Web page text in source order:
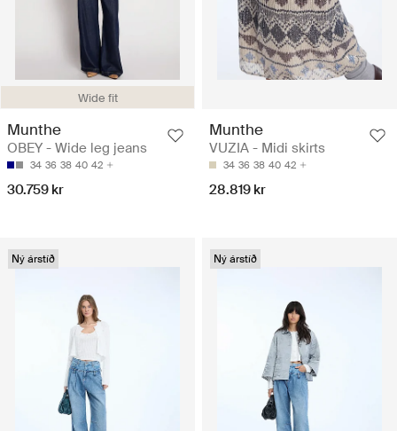
Wide fit
Munthe
OBEY - Wide leg jeans
34 36 38 40 42
30.759 kr
Munthe
VUZIA - Midi skirts
34 36 38 40 42
28.819 kr
Ný árstíð Ný árstíð